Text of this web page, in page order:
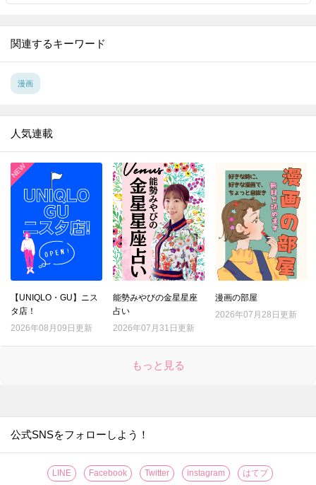
関連するキーワード
漫画
人気連載
【UNIQLO・GU】ニス
タ店！
2026年08月09日更新
能勢みやびの金星星座
占い
2026年07月31日更新
漫画の部屋
2026年07月28日更新
もっと見る
公式SNSをフォローしよう！
LINE Facebook Twitter instagram はてブ